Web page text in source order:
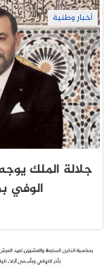
أخبار وطنية
جلالة الملك
الوفي